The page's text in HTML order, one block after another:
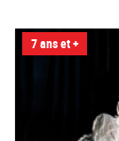
7 ans et +